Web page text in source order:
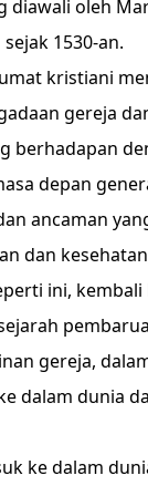
oleh
1530-an.
kristiani
gereja
berhadapan
depan
ancaman
dan
ini,
gereja,
dalam dunia
ke dalam